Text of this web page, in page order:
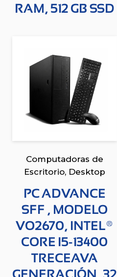
RAM, 512 GB SSD
Computadoras de
Escritorio, Desktop
PC ADVANCE
SFF , MODELO
VO2670, INTEL®
CORE I5-13400
TRECEAVA
GENERACIÓN, 32